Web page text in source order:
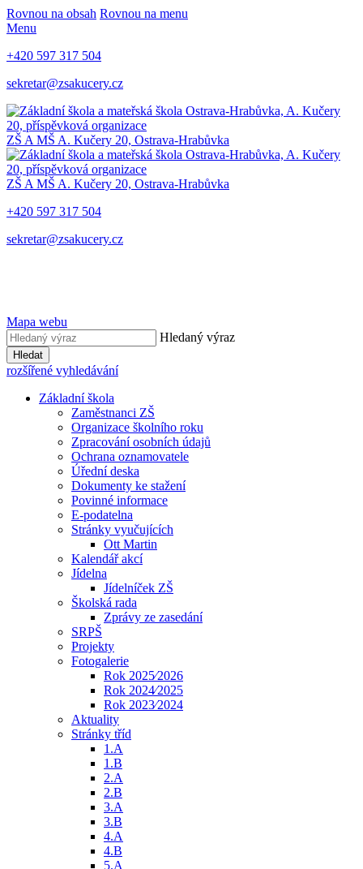
Rovnou na obsah Rovnou na menu
Menu
+420 597 317 504
sekretar@zsakucery.cz
ZŠ A MŠ A. Kučery 20, Ostrava-Hrabůvka
ZŠ A MŠ A. Kučery 20, Ostrava-Hrabůvka
+420 597 317 504
sekretar@zsakucery.cz
Mapa webu
Hledaný výraz
Hledat
rozšířené vyhledávání
Základní škola
Zaměstnanci ZŠ
Organizace školního roku
Zpracování osobních údajů
Ochrana oznamovatele
Úřední deska
Dokumenty ke stažení
Povinné informace
E-podatelna
Stránky vyučujících
Ott Martin
Kalendář akcí
Jídelna
Jídelníček ZŠ
Školská rada
Zprávy ze zasedání
SRPŠ
Projekty
Fotogalerie
Rok 2025⁄2026
Rok 2024⁄2025
Rok 2023⁄2024
Aktuality
Stránky tříd
1.A
1.B
2.A
2.B
3.A
3.B
4.A
4.B
5.A